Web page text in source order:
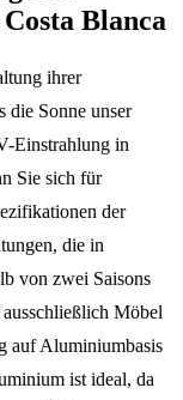
Blanca
ihrer
die Sonne unser
Einstrahlung in
Sie sich für
der
die in
von zwei Saisons
Möbel
auf Aluminiumbasis
ist ideal, da